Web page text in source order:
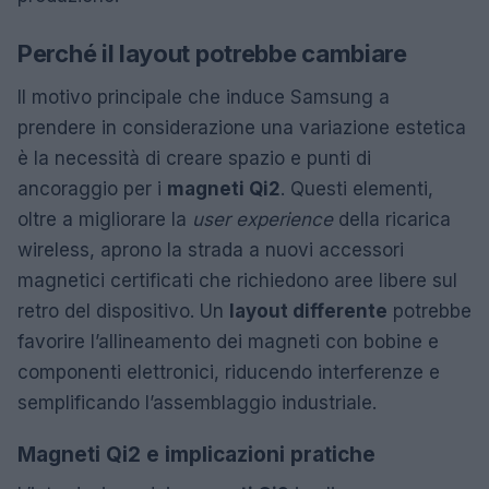
Perché il layout potrebbe cambiare
Il motivo principale che induce Samsung a
prendere in considerazione una variazione estetica
è la necessità di creare spazio e punti di
ancoraggio per i magneti Qi2. Questi elementi,
oltre a migliorare la user experiencedella ricarica
wireless, aprono la strada a nuovi accessori
magnetici certificati che richiedono aree libere sul
retro del dispositivo. Un layout differente potrebbe
favorire l’allineamento dei magneti con bobine e
componenti elettronici, riducendo interferenze e
semplificando l’assemblaggio industriale.
Magneti Qi2 e implicazioni pratiche